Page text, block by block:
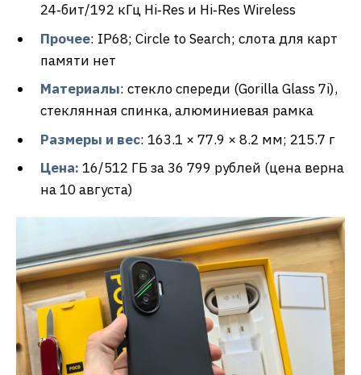
24‑бит/192 кГц Hi‑Res и Hi‑Res Wireless
Прочее: IP68; Circle to Search; слота для карт
памяти нет
Материалы: стекло спереди (Gorilla Glass 7i),
стеклянная спинка, алюминиевая рамка
Размеры и вес: 163.1 × 77.9 × 8.2 мм; 215.7 г
Цена: 16/512 ГБ за 36 799 рублей (цена верна
на 10 августа)